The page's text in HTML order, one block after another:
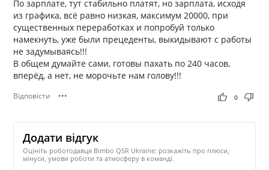
По зарплате, тут стабильно платят, но зарплата, исходя
из графика, всё равно низкая, максимум 20000, при
существенных переработках и попробуй только
намекнуть, уже были прецеденты, выкидывают с работы
не задумываясь!!!
В общем думайте сами, готовы пахать по 240 часов,
вперёд, а нет, не морочьте нам голову!!!
Відповісти ••• thumb_up thumb_down
0
Додати відгук
Оцініть роботодавця Bimbo QSR Ukraine: розкажіть про плюси,
мінуси, умови роботи та атмосферу в команді.